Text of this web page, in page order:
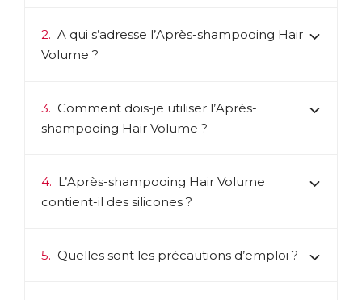
2. A qui s’adresse l’Après-shampooing Hair
Volume ?
3. Comment dois-je utiliser l’Après-
shampooing Hair Volume ?
4. L’Après-shampooing Hair Volume
contient-il des silicones ?
5. Quelles sont les précautions d’emploi ?